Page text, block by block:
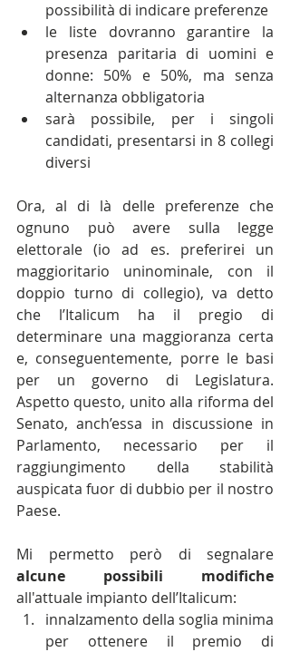
le liste dovranno garantire la
presenza paritaria di uomini e
donne: 50% e 50%, ma senza
alternanza obbligatoria
sarà possibile, per i singoli
candidati, presentarsi in 8 collegi
diversi
Ora, al di là delle preferenze che
ognuno può avere sulla legge
elettorale (io ad es. preferirei un
maggioritario uninominale, con il
doppio turno di collegio), va detto
che l’Italicum ha il pregio di
determinare una maggioranza certa
e, conseguentemente, porre le basi
per un governo di Legislatura.
Aspetto questo, unito alla riforma del
Senato, anch’essa in discussione in
Parlamento, necessario per il
raggiungimento della stabilità
auspicata fuor di dubbio per il nostro
Paese.
alcune possibili modifiche
all'attuale impianto dell’Italicum:
innalzamento della soglia minima
per ottenere il premio di